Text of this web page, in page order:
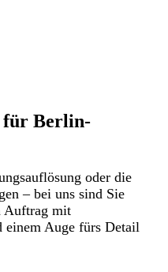
für Berlin-
oder die
– bei uns sind Sie
Auftrag mit
einem Auge fürs Detail